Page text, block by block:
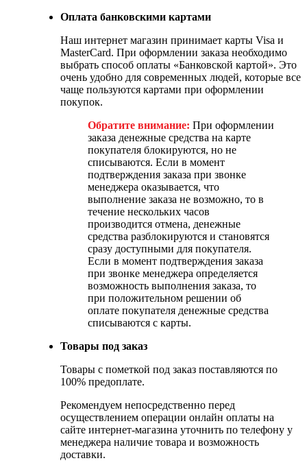
Оплата банковскими картами
Наш интернет магазин принимает карты Visa и
MasterCard. При оформлении заказа необходимо
выбрать способ оплаты «Банковской картой». Это
очень удобно для современных людей, которые все
чаще пользуются картами при оформлении
покупок.
Обратите внимание: При оформлении
заказа денежные средства на карте
покупателя блокируются, но не
списываются. Если в момент
подтверждения заказа при звонке
менеджера оказывается, что
выполнение заказа не возможно, то в
течение нескольких часов
производится отмена, денежные
средства разблокируются и становятся
сразу доступными для покупателя.
Если в момент подтверждения заказа
при звонке менеджера определяется
возможность выполнения заказа, то
при положительном решении об
оплате покупателя денежные средства
списываются с карты.
Товары под заказ
Товары с пометкой под заказ поставляются по
100% предоплате.
Рекомендуем непосредственно перед
осуществлением операции онлайн оплаты на
сайте интернет-магазина уточнить по телефону у
менеджера наличие товара и возможность
доставки.